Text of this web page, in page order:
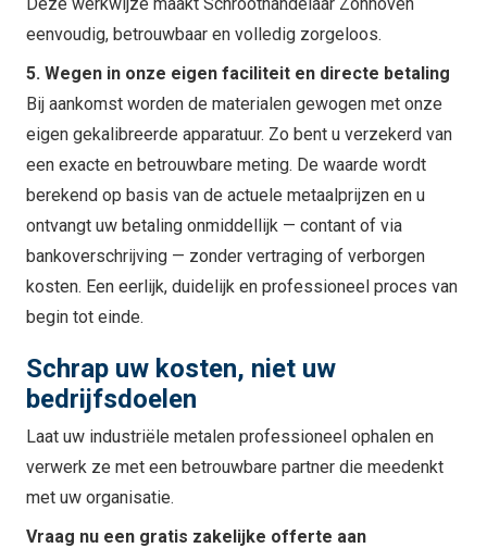
eenvoudig, betrouwbaar en volledig zorgeloos.
5. Wegen in onze eigen faciliteit en directe betaling
Bij aankomst worden de materialen gewogen met onze
eigen gekalibreerde apparatuur. Zo bent u verzekerd van
een exacte en betrouwbare meting. De waarde wordt
berekend op basis van de actuele metaalprijzen en u
ontvangt uw betaling onmiddellijk — contant of via
bankoverschrijving — zonder vertraging of verborgen
kosten. Een eerlijk, duidelijk en professioneel proces van
begin tot einde.
Schrap uw kosten, niet uw
bedrijfsdoelen
Laat uw industriële metalen professioneel ophalen en
verwerk ze met een betrouwbare partner die meedenkt
met uw organisatie.
Vraag nu een gratis zakelijke offerte aan